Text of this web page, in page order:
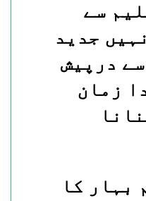
سے
جدید
درپیش
زمان
بہار کا